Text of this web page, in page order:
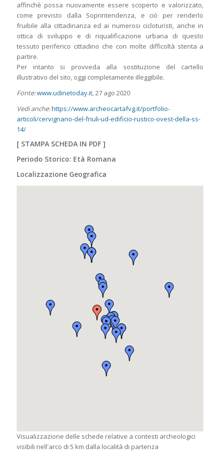
affinchè possa nuovamente essere scoperto e valorizzato,
come previsto dalla Soprintendenza, e ciò per renderlo
fruibile alla cittadinanza ed ai numerosi cicloturisti, anche in
ottica di sviluppo e di riqualificazione urbana di questo
tessuto periferico cittadino che con molte difficoltà stenta a
partire.
Per intanto si provveda alla sostituzione del cartello
illustrativo del sito, oggi completamente illeggibile.
Fonte:www.udinetoday.it, 27 ago 2020
Vedi anche: https://www.archeocartafvg.it/portfolio-
articoli/cervignano-del-friuli-ud-edificio-rustico-ovest-della-ss-
14/
[ STAMPA SCHEDA IN PDF]
Periodo Storico: Età Romana
Localizzazione Geografica
Visualizzazione delle schede relative a contesti archeologici
visibili nell'arco di 5 km dalla località di partenza